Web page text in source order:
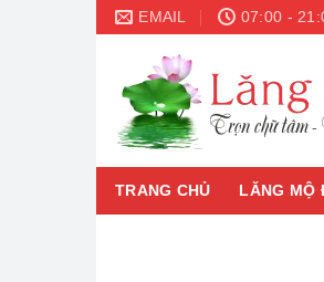
Skip
content
EMAIL 07:00 -
TRANG CHỦ LĂNG MỘ